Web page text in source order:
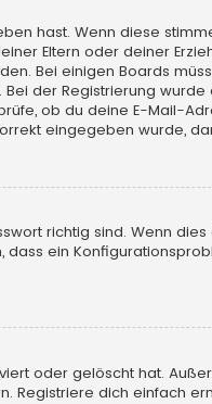
hast. Wenn diese
Eltern oder deiner
Bei einigen Boards
der Registrierung
ob du deine E-Mail-
eingegeben wurde,
richtig sind. Wenn
ein
oder gelöscht hat.
dich einfach